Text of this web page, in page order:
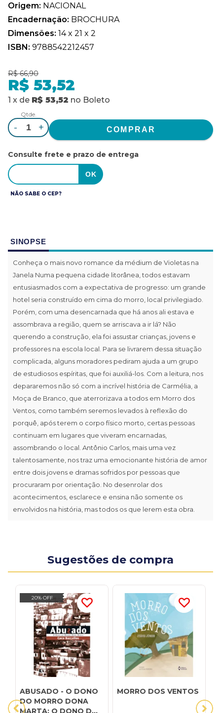
Origem: NACIONAL
Encadernação: BROCHURA
Dimensões: 14 x 21 x 2
ISBN: 9788542212457
R$ 66,90
R$ 53,52
1 x de R$ 53,52 no Boleto
Qtde.
- +
Consulte frete e prazo de entrega
NÃO SABE O CEP?
SINOPSE
Conheça o mais novo romance da médium de Violetas na
Janela Numa pequena cidade litorânea, todos estavam
entusiasmados com a expectativa de progresso: um grande
hotel seria construído em cima do morro, local privilegiado.
Porém, com uma desencarnada que há anos ali estava e
assombrava a região, quem se arriscava a ir lá? Não
querendo a construção, ela foi assustar crianças, jovens e
professores na escola local. Para se livrarem dessa situação
complicada, alguns moradores pediram ajuda a um grupo
de estudiosos espíritas, que foi auxiliá-los. Com a leitura, nos
depararemos não só com a incrível história de Carmélia, a
Moça de Branco, que aterrorizava a todos em Morro dos
Ventos, como também seremos levados à reflexão do
porquê, após terem o corpo físico morto, certas pessoas
continuam em lugares que viveram encarnadas,
assombrando o local. Antônio Carlos, mais uma vez
talentosamente, nos traz uma emocionante história de amor
entre dois jovens e dramas sofridos por pessoas que
procuraram por orientação. No desenrolar dos
acontecimentos, esclarece e ensina não somente os
envolvidos na história, mas todos os que lerem esta obra.
Sugestões de compra
20% OFF
ABUSADO - O DONO
DO MORRO DONA
MARTA: O DONO DO
MORRO DOS VENTOS